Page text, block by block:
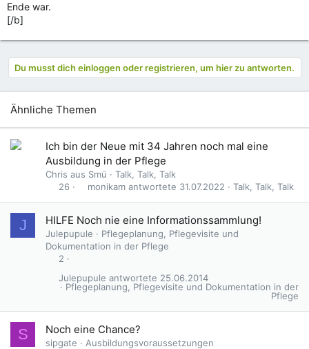
Ende war.
[/b]
Du musst dich einloggen oder registrieren, um hier zu antworten.
Ähnliche Themen
Ich bin der Neue mit 34 Jahren noch mal eine
Ausbildung in der Pflege
Chris aus Smü
Talk, Talk, Talk
26
Talk, Talk, Talk
31.07.2022
monikam
J HILFE Noch nie eine Informationssammlung!
Julepupule
Pflegeplanung, Pflegevisite und
Dokumentation in der Pflege
2
Pflegeplanung, Pflegevisite und Dokumentation in der
Pflege
25.06.2014
Julepupule
S Noch eine Chance?
sipgate
Ausbildungsvoraussetzungen